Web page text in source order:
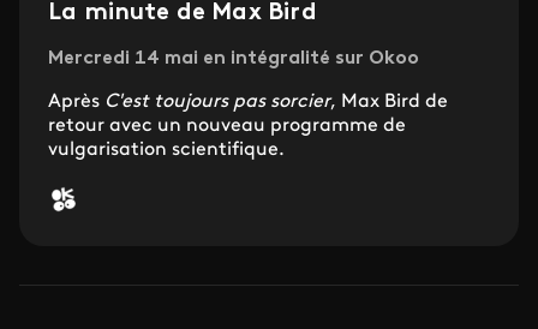
La minute de Max Bird
Mercredi 14 mai en intégralité sur Okoo
Après C'est toujours pas sorcier, Max Bird de
retour avec un nouveau programme de
vulgarisation scientifique.